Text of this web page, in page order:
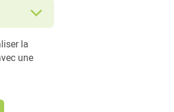
la
une